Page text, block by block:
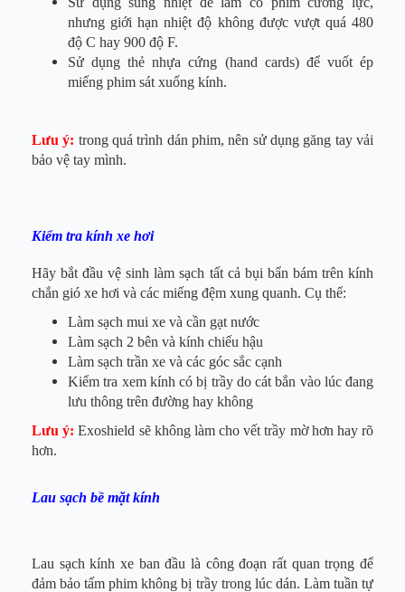
nhưng giới hạn nhiệt độ không được vượt quá 480
độ C hay 900 độ F.
Sử dụng thẻ nhựa cứng (hand cards) để vuốt ép
miếng phim sát xuống kính.
Lưu ý: trong quá trình dán phim, nên sử dụng găng tay vải
bảo vệ tay mình.
Kiểm tra kính xe hơi
Hãy bắt đầu vệ sinh làm sạch tất cả bụi bẩn bám trên kính
chắn gió xe hơi và các miếng đệm xung quanh. Cụ thể:
Làm sạch mui xe và cần gạt nước
Làm sạch 2 bên và kính chiếu hậu
Làm sạch trần xe và các góc sắc cạnh
Kiểm tra xem kính có bị trầy do cát bắn vào lúc đang
lưu thông trên đường hay không
Lưu ý: Exoshield sẽ không làm cho vết trầy mờ hơn hay rõ
hơn.
Lau sạch bề mặt kính
Lau sạch kính xe ban đầu là công đoạn rất quan trọng để
đảm bảo tấm phim không bị trầy trong lúc dán. Làm tuần tự